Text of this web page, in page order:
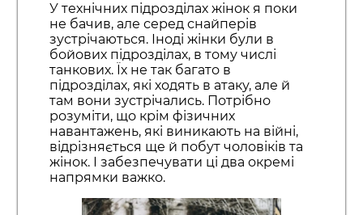
У технічних підрозділах жінок я поки
не бачив, але серед снайперів
зустрічаються. Іноді жінки були в
бойових підрозділах, в тому числі
танкових. Їх не так багато в
підрозділах, які ходять в атаку, але й
там вони зустрічались. Потрібно
розуміти, що крім фізичних
навантажень, які виникають на війні,
відрізняється ще й побут чоловіків та
жінок. І забезпечувати ці два окремі
напрямки важко.